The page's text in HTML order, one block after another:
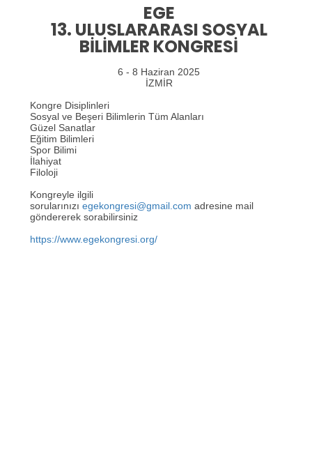
EGE
13. ULUSLARARASI SOSYAL
BİLİMLER KONGRESİ
6 - 8 Haziran 2025
İZMİR
Kongre Disiplinleri
Sosyal ve Beşeri Bilimlerin Tüm Alanları
Güzel Sanatlar
Eğitim Bilimleri
Spor Bilimi
İlahiyat
Filoloji
Kongreyle ilgili
sorularınızı egekongresi@gmail.com adresine mail
göndererek sorabilirsiniz
https://www.egekongresi.org/